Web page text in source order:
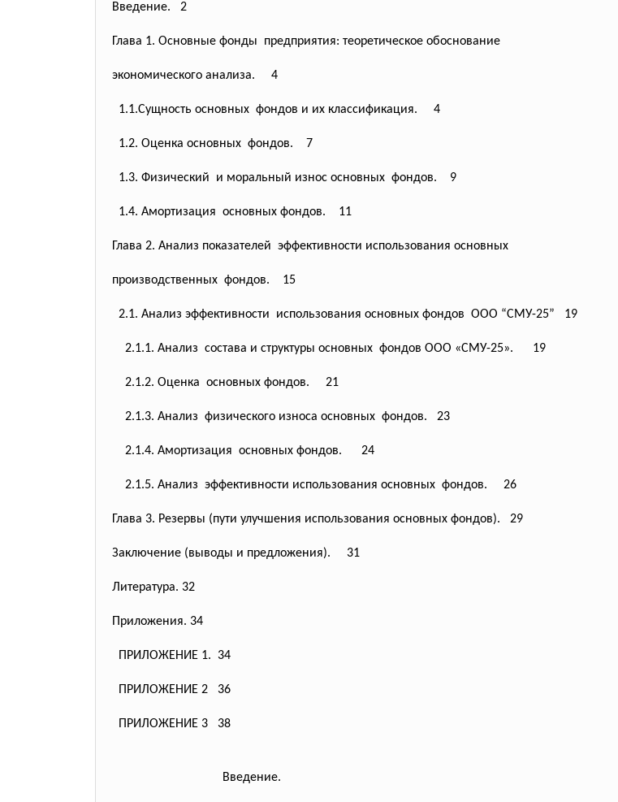
Введение. 2
Глава 1. Основные фонды предприятия: теоретическое обоснование
экономического анализа. 4
1.1.Сущность основных фондов и их классификация. 4
1.2. Оценка основных фондов. 7
1.3. Физический и моральный износ основных фондов. 9
1.4. Амортизация основных фондов. 11
Глава 2. Анализ показателей эффективности использования основных
производственных фондов. 15
2.1. Анализ эффективности использования основных фондов ООО “СМУ-25” 19
2.1.1. Анализ состава и структуры основных фондов ООО «СМУ-25». 19
2.1.2. Оценка основных фондов. 21
2.1.3. Анализ физического износа основных фондов. 23
2.1.4. Амортизация основных фондов. 24
2.1.5. Анализ эффективности использования основных фондов. 26
Глава 3. Резервы (пути улучшения использования основных фондов). 29
Заключение (выводы и предложения). 31
Литература. 32
Приложения. 34
ПРИЛОЖЕНИЕ 1. 34
ПРИЛОЖЕНИЕ 2 36
ПРИЛОЖЕНИЕ 3 38
Введение.